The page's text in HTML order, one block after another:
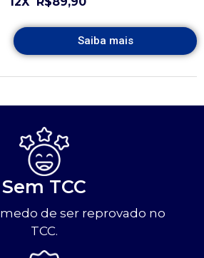
Saiba mais
Sem TCC
medo de ser reprovado no
TCC.